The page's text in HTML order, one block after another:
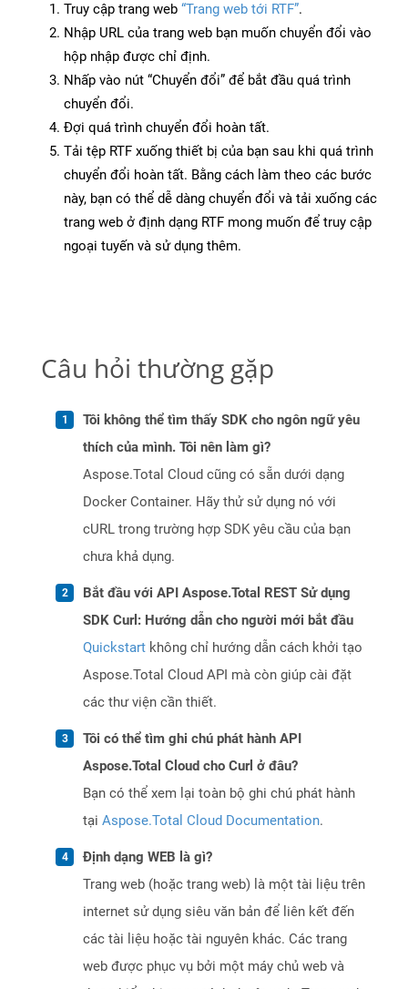
Truy cập trang web “Trang web tới RTF”.
Nhập URL của trang web bạn muốn chuyển đổi vào
hộp nhập được chỉ định.
Nhấp vào nút “Chuyển đổi” để bắt đầu quá trình
chuyển đổi.
Đợi quá trình chuyển đổi hoàn tất.
Tải tệp RTF xuống thiết bị của bạn sau khi quá trình
chuyển đổi hoàn tất. Bằng cách làm theo các bước
này, bạn có thể dễ dàng chuyển đổi và tải xuống các
trang web ở định dạng RTF mong muốn để truy cập
ngoại tuyến và sử dụng thêm.
Câu hỏi thường gặp
Tôi không thể tìm thấy SDK cho ngôn ngữ yêu
thích của mình. Tôi nên làm gì?
Aspose.Total Cloud cũng có sẵn dưới dạng
Docker Container. Hãy thử sử dụng nó với
cURL trong trường hợp SDK yêu cầu của bạn
chưa khả dụng.
Bắt đầu với API Aspose.Total REST Sử dụng
SDK Curl: Hướng dẫn cho người mới bắt đầu
Quickstart không chỉ hướng dẫn cách khởi tạo
Aspose.Total Cloud API mà còn giúp cài đặt
các thư viện cần thiết.
Tôi có thể tìm ghi chú phát hành API
Aspose.Total Cloud cho Curl ở đâu?
Bạn có thể xem lại toàn bộ ghi chú phát hành
tại Aspose.Total Cloud Documentation.
Định dạng WEB là gì?
Trang web (hoặc trang web) là một tài liệu trên
internet sử dụng siêu văn bản để liên kết đến
các tài liệu hoặc tài nguyên khác. Các trang
web được phục vụ bởi một máy chủ web và